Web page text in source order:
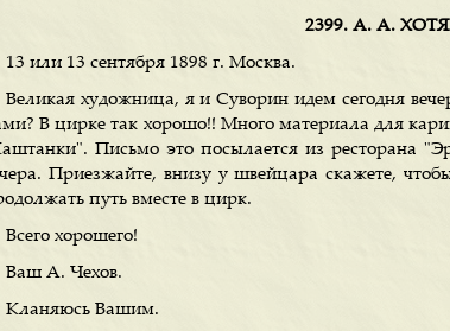
2399. А. А.
13 или 13 сентября 1898 г. Москва.
Великая художница, я и Суворин идем сегодня
В цирке так хорошо!! Много материала для
Письмо это посылается из ресторана
Приезжайте, внизу у швейцара скажете,
путь вместе в цирк.
Всего хорошего!
Ваш А. Чехов.
Кланяюсь Вашим.